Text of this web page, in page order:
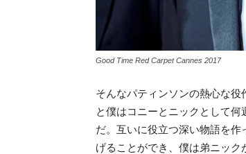
Good Time Red Carpet Cannes 2017
そんなパティンソンの熱心な
と僕はコニーとニックとして
だ。互いに役立つ深い物語を
げることができ、僕は弟ニック